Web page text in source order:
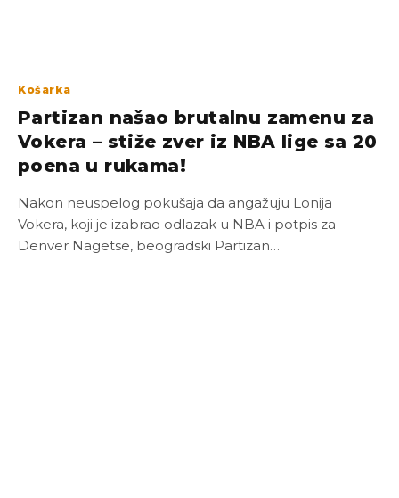
Košarka
Partizan našao brutalnu zamenu za
Vokera – stiže zver iz NBA lige sa 20
poena u rukama!
Nakon neuspelog pokušaja da angažuju Lonija
Vokera, koji je izabrao odlazak u NBA i potpis za
Denver Nagetse, beogradski Partizan…